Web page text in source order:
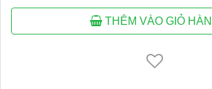
THÊM VÀO GIỎ